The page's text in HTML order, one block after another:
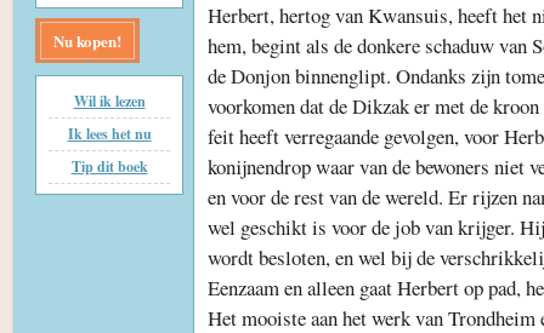
Nu kopen!
Wil ik lezen
Ik lees het nu
Tip dit boek
Herbert, hertog van Kwansuis, heeft het
hem, begint als de donkere schaduw van
de Donjon binnenglipt. Ondanks zijn
voorkomen dat de Dikzak er met de
feit heeft verregaande gevolgen, voor
konijnendrop waar van de bewoners niet
en voor de rest van de wereld. Er rijzen
wel geschikt is voor de job van krijger.
wordt besloten, en wel bij de
Eenzaam en alleen gaat Herbert op pad,
Het mooiste aan het werk van